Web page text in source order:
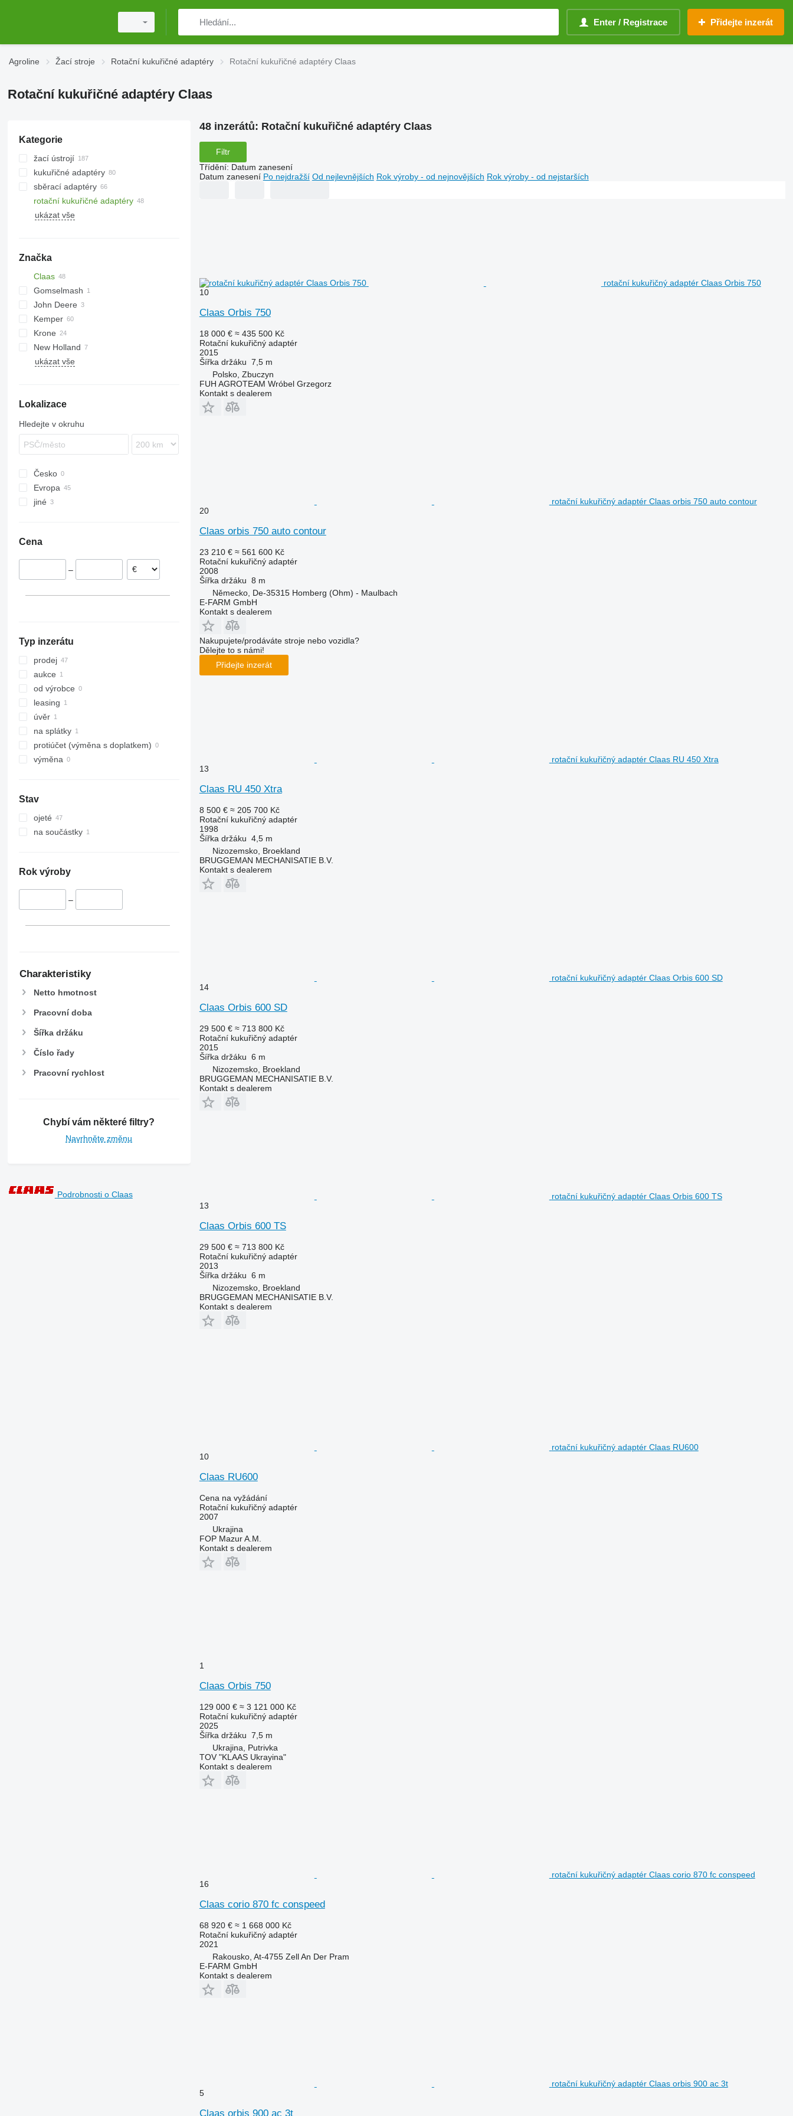
Enter / Registrace Přidejte inzerát
Agroline Žací stroje Rotační kukuřičné adaptéry Rotační kukuřičné adaptéry Claas
Rotační kukuřičné adaptéry Claas
Kategorie
žací ústrojí
kukuřičné adaptéry
sběrací adaptéry
rotační kukuřičné adaptéry
ukázat vše
Značka
Claas
Conspeed
Corio
Direct Disc
Direct Disc 520
Orbis
Orbis 450
Orbis 600
Gomselmash
John Deere
Kemper
Champion
Krone
EasyCollect
Easycut
New Holland
Profi Cut
ukázat vše
Lokalizace
Hledejte v okruhu
Česko
Evropa
Rakousko
jiné
Cena
–
Typ inzerátu
prodej
aukce
od výrobce
leasing
úvěr
na splátky
protiúčet (výměna s doplatkem)
výměna
Stav
ojeté
na součástky
Rok výroby
–
Charakteristiky
Netto hmotnost
Pracovní doba
Šířka držáku
Číslo řady
Pracovní rychlost
Chybí vám některé filtry?
Navrhněte změnu
Podrobnosti o Claas
48 inzerátů: Rotační kukuřičné adaptéry Claas
Filtr
Třídění: Datum zanesení
Datum zanesení Po nejdražší Od nejlevnějších Rok výroby - od nejnovějších Rok výroby - od nejstarších
rotační kukuřičný adaptér Claas Orbis 750
10
Claas Orbis 750
18 000 € ≈ 435 500 Kč
Rotační kukuřičný adaptér
2015
Šířka držáku 7,5 m
Polsko, Zbuczyn
FUH AGROTEAM Wróbel Grzegorz
Kontakt s dealerem
rotační kukuřičný adaptér Claas orbis 750 auto contour
20
Claas orbis 750 auto contour
23 210 € ≈ 561 600 Kč
Rotační kukuřičný adaptér
2008
Šířka držáku 8 m
Německo, De-35315 Homberg (Ohm) - Maulbach
E-FARM GmbH
Kontakt s dealerem
Nakupujete/prodáváte stroje nebo vozidla?
Dělejte to s námi!
Přidejte inzerát
rotační kukuřičný adaptér Claas RU 450 Xtra
13
Claas RU 450 Xtra
8 500 € ≈ 205 700 Kč
Rotační kukuřičný adaptér
1998
Šířka držáku 4,5 m
Nizozemsko, Broekland
BRUGGEMAN MECHANISATIE B.V.
Kontakt s dealerem
rotační kukuřičný adaptér Claas Orbis 600 SD
14
Claas Orbis 600 SD
29 500 € ≈ 713 800 Kč
Rotační kukuřičný adaptér
2015
Šířka držáku 6 m
Nizozemsko, Broekland
BRUGGEMAN MECHANISATIE B.V.
Kontakt s dealerem
rotační kukuřičný adaptér Claas Orbis 600 TS
13
Claas Orbis 600 TS
29 500 € ≈ 713 800 Kč
Rotační kukuřičný adaptér
2013
Šířka držáku 6 m
Nizozemsko, Broekland
BRUGGEMAN MECHANISATIE B.V.
Kontakt s dealerem
rotační kukuřičný adaptér Claas RU600
10
Claas RU600
Cena na vyžádání
Rotační kukuřičný adaptér
2007
Ukrajina
FOP Mazur A.M.
Kontakt s dealerem
1
Claas Orbis 750
129 000 € ≈ 3 121 000 Kč
Rotační kukuřičný adaptér
2025
Šířka držáku 7,5 m
Ukrajina, Putrivka
TOV "KLAAS Ukrayina"
Kontakt s dealerem
rotační kukuřičný adaptér Claas corio 870 fc conspeed
16
Claas corio 870 fc conspeed
68 920 € ≈ 1 668 000 Kč
Rotační kukuřičný adaptér
2021
Rakousko, At-4755 Zell An Der Pram
E-FARM GmbH
Kontakt s dealerem
rotační kukuřičný adaptér Claas orbis 900 ac 3t
5
Claas orbis 900 ac 3t